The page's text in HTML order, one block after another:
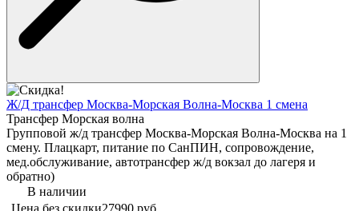
Ж/Д трансфер Москва-Морская Волна-Москва 1 смена
Трансфер Морская волна
Групповой ж/д трансфер Москва-Морская Волна-Москва на 1
смену. Плацкарт, питание по СанПИН, сопровождение,
мед.обслуживание, автотрансфер ж/д вокзал до лагеря и
обратно)
В наличии
Цена без скидки27990 руб